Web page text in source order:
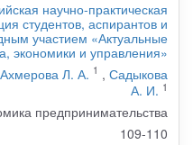
научно-практическая
студентов, аспирантов и
участием «Актуальные
экономики и управления»
Ахмерова Л. А. 1 , Садыкова
А. И. 1
предпринимательства
109-110